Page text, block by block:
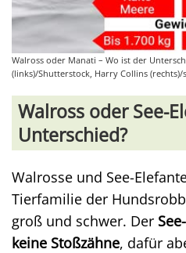
Walross oder Manati – Wo ist der
(links)/Shutterstock, Harry Collins (rechts)/
Walross oder See-
Unterschied?
Walrosse und See-
Tierfamilie der
groß und schwer. Der
keine Stoßzähne, dafür